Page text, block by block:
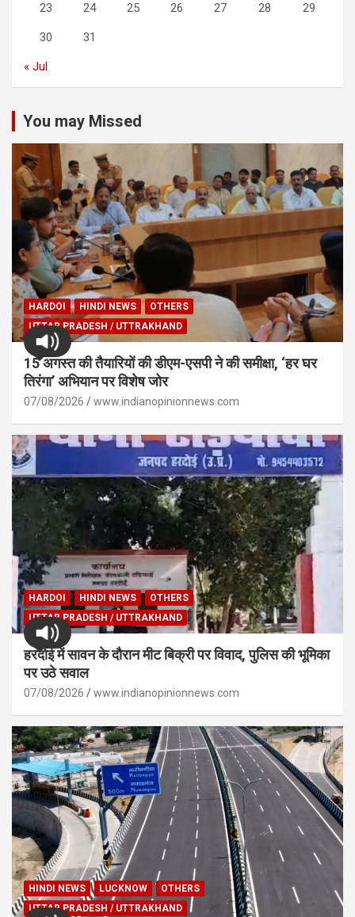
23 24 25 26 27 28 29
30 31
« Jul
You may Missed
HARDOI HINDI NEWS
OTHERS
UTTAR PRADESH / UTTRAKHAND
15 अगस्त की तैयारियों की डीएम-एसपी ने की समीक्षा, ‘हर घर
तिरंगा’ अभियान पर विशेष जोर
07/08/2026 www.indianopinionnews.com
HARDOI HINDI NEWS
OTHERS
UTTAR PRADESH / UTTRAKHAND
हरदोई में सावन के दौरान मीट बिक्री पर विवाद, पुलिस की भूमिका
पर उठे सवाल
07/08/2026 www.indianopinionnews.com
HINDI NEWS LUCKNOW
OTHERS
UTTAR PRADESH / UTTRAKHAND